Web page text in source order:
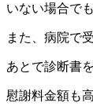
いない場合で
また、病院で
あとで診断書
慰謝料金額も